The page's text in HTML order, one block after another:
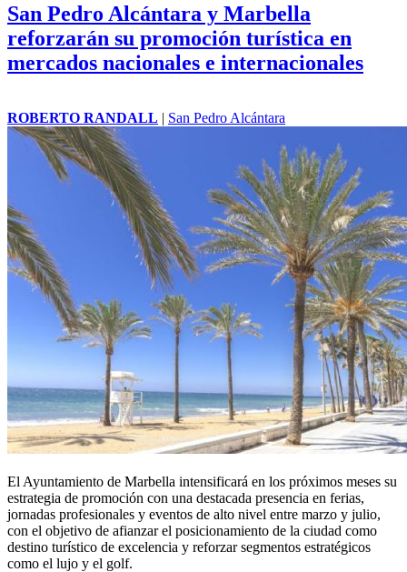
San Pedro Alcántara y Marbella
reforzarán su promoción turística en
mercados nacionales e internacionales
ROBERTO RANDALL | San Pedro Alcántara
El Ayuntamiento de Marbella intensificará en los próximos meses su
estrategia de promoción con una destacada presencia en ferias,
jornadas profesionales y eventos de alto nivel entre marzo y julio,
con el objetivo de afianzar el posicionamiento de la ciudad como
destino turístico de excelencia y reforzar segmentos estratégicos
como el lujo y el golf.